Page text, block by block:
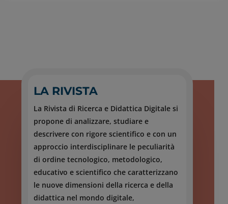
LA RIVISTA
La Rivista di Ricerca e Didattica Digitale si
propone di analizzare, studiare e
descrivere con rigore scientifico e con un
approccio interdisciplinare le peculiarità
di ordine tecnologico, metodologico,
educativo e scientifico che caratterizzano
le nuove dimensioni della ricerca e della
didattica nel mondo digitale,